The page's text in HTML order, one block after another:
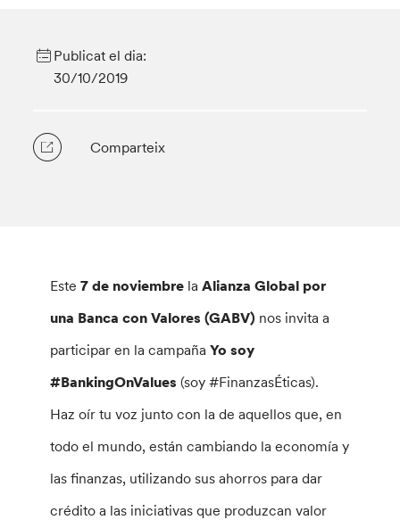
Publicat el dia:
30/10/2019
Comparteix
Este7 de noviembre laAlianza Global por
una Banca con Valores (GABV) nos invita a
participar en la campañaYo soy
#BankingOnValues ​​(soy #FinanzasÉticas).
Haz oír tu voz junto con la de aquellos que, en
todo el mundo, están cambiando la economía y
las finanzas, utilizando sus ahorros para dar
crédito a las iniciativas que produzcan valor